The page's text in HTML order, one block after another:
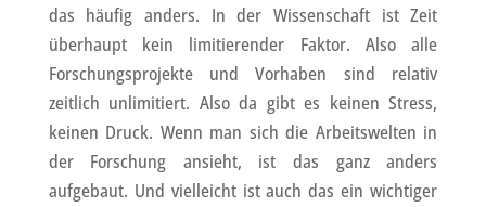
das häufig anders. In der Wissenschaft ist Zeit
überhaupt kein limitierender Faktor. Also alle
Forschungsprojekte und Vorhaben sind relativ
zeitlich unlimitiert. Also da gibt es keinen Stress,
keinen Druck. Wenn man sich die Arbeitswelten in
der Forschung ansieht, ist das ganz anders
aufgebaut. Und vielleicht ist auch das ein wichtiger